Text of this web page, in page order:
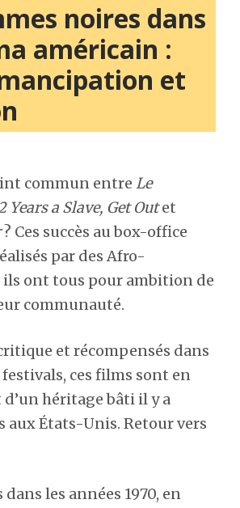
noires dans
américain :
et
commun entre Le
Years a Slave, Get Outet
? Ces succès au box-office
par des Afro-
ils ont tous pour ambition de
communauté.
et récompensés dans
ces films sont en
héritage bâti il y a
aux États-Unis. Retour vers
les années 1970, en